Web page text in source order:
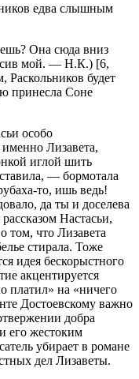
едва слышным
Она сюда вниз
мой. — Н.К.) [6,
Раскольников будет
принесла Соне
особо
именно Лизавета,
иглой шить
— бормотала
то, ишь ведь!
да ты и доселева
Настасьи,
том, что Лизавета
стирала. Тоже
идея бескорыстного
акцентируется
платил» на «ничего
Достоевскому важно
добра
его жестоким
убирает в романе
дел Лизаветы.